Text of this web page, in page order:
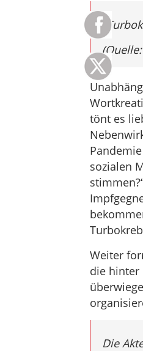
„
(Quelle:
tönt es
sozialen
Weiter
die hinter
Die